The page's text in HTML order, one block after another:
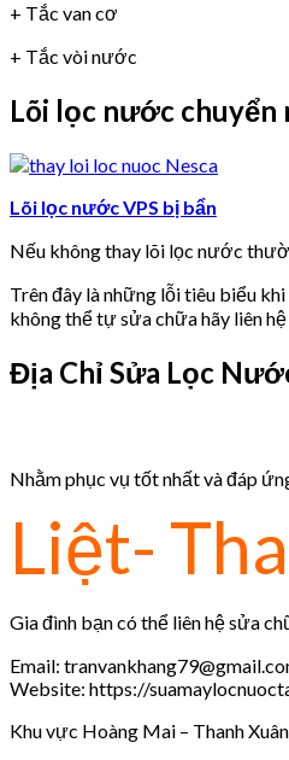
+ Tắc van cơ
+ Tắc vòi nước
Lõi lọc nước chuyển
Lõi lọc nước VPS bị bẩn
Nếu không thay lõi lọc nước
Trên đây là những lỗi tiêu biểu
không thể tự sửa chữa hãy liên
Địa Chỉ Sửa Lọc
Nhằm phục vụ tốt nhất và đáp
Liệt-
Gia đình bạn có thể liên hệ sửa
Email:
Website: https://
Khu vực Hoàng Mai – Thanh